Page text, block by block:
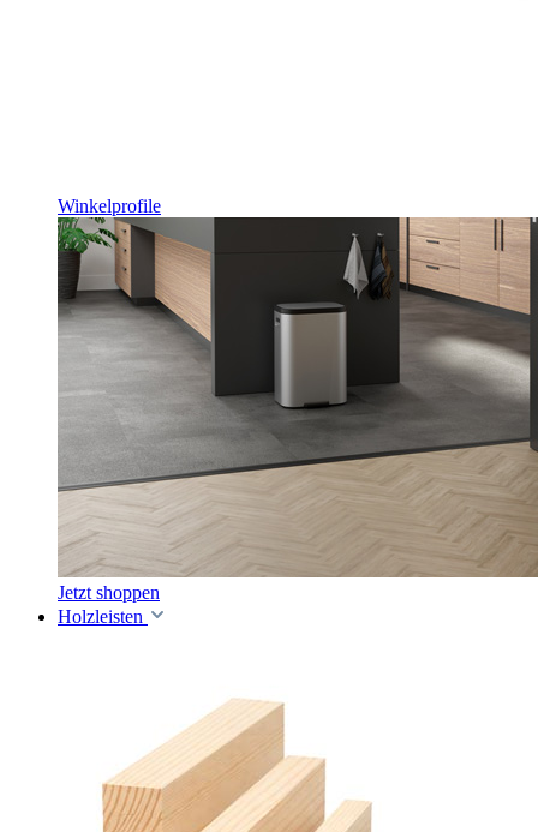
Winkelprofile
Jetzt shoppen
Holzleisten